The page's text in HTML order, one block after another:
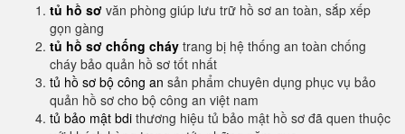
tủ hồ sơ văn phòng giúp lưu trữ hồ sơ an toàn, sắp xếp
gọn gàng
tủ hồ sơ chống cháy trang bị hệ thống an toàn chống
cháy bảo quản hồ sơ tốt nhất
tủ hồ sơ bộ công an sản phẩm chuyên dụng phục vụ bảo
quản hồ sơ cho bộ công an việt nam
tủ bảo mật bdi thương hiệu tủ bảo mật hồ sơ đã quen thuộc